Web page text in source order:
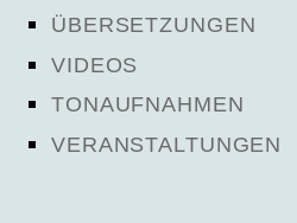
ÜBERSETZUNGEN
VIDEOS
TONAUFNAHMEN
VERANSTALTUNGEN